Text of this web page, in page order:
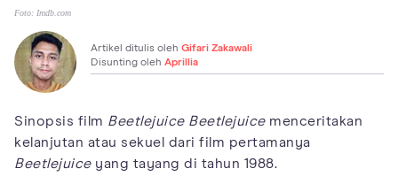
Foto: Imdb.com
Artikel ditulis oleh Gifari Zakawali
Disunting oleh Aprillia
Sinopsis film Beetlejuice Beetlejuicemenceritakan
kelanjutan atau sekuel dari film pertamanya
Beetlejuice yang tayang di tahun 1988.